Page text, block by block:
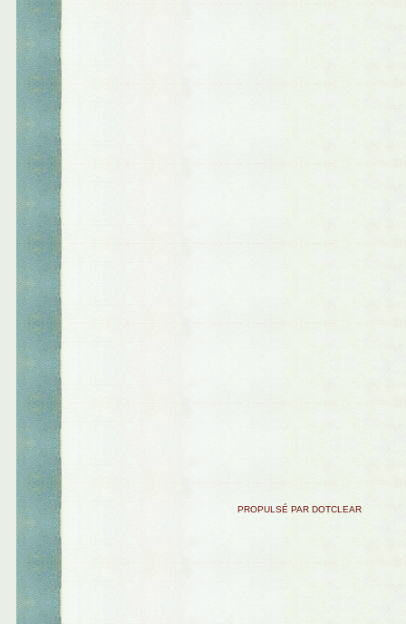
PROPULSÉ PAR DOTCLEAR